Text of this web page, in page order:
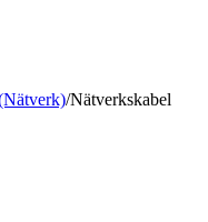
/Nätverkskabel